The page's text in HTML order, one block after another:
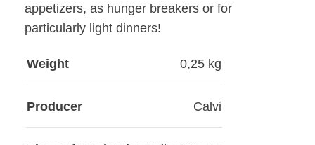
appetizers, as hunger breakers or for
particularly light dinners!
Weight 0,25 kg
Producer Calvi